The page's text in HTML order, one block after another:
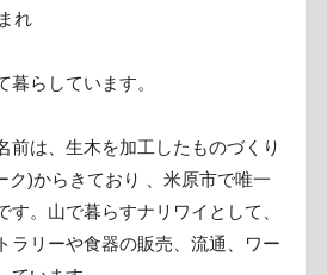
れ
暮らしています。
前は、生木を加工したものづくり
ク)からきており 、米原市で唯一
す。山で暮らすナリワイとして、
ラリーや食器の販売、流通、ワー